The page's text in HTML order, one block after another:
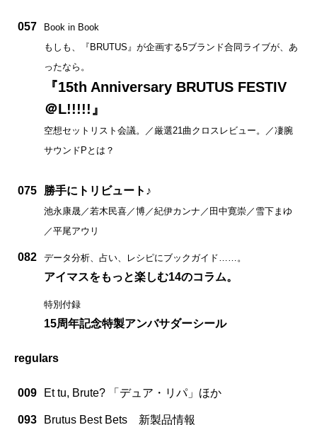
057
Book in Book
もしも、『BRUTUS』が企画する5ブランド合同ライブが、あ
ったなら。
『15th Anniversary BRUTUS FESTIV
＠L!!!!!』
空想セットリスト会議。／厳選21曲クロスレビュー。／凄腕
サウンドPとは？
075 勝手にトリビュート♪
池永康晟／若木民喜／博／紀伊カンナ／田中寛崇／雪下まゆ
／平尾アウリ
082 データ分析、占い、レシピにブックガイド……。
アイマスをもっと楽しむ14のコラム。
特別付録
15周年記念特製アンバサダーシール
regulars
009 Et tu, Brute? 「デュア・リパ」ほか
093 Brutus Best Bets 新製品情報